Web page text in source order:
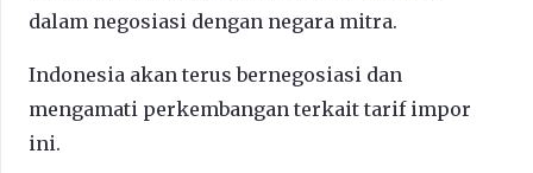
dalam negosiasi dengan negara mitra.
Indonesia akan terus bernegosiasi dan
mengamati perkembangan terkait tarif impor
ini.